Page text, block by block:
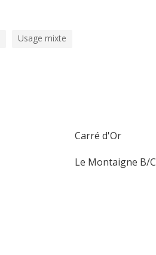
Usage mixte
Carré d'Or
Le Montaigne B/C